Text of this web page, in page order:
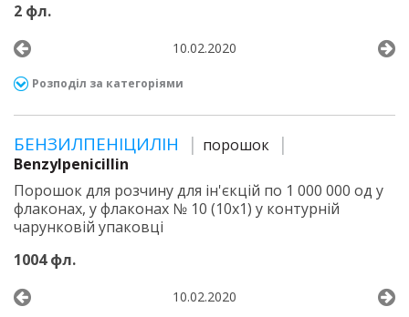
2 фл.
10.02.2020
Розподіл за категоріями
БЕНЗИЛПЕНІЦИЛІН
порошок
Benzylpenicillin
Порошок для розчину для ін'єкцій по 1 000 000 од у
флаконах, у флаконах № 10 (10х1) у контурній
чарунковій упаковці
1004 фл.
10.02.2020